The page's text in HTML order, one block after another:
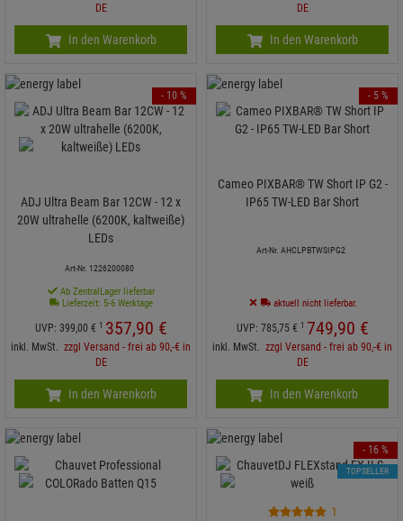
DE
In den Warenkorb
DE
In den Warenkorb
ADJ Ultra Beam Bar 12CW - 12 x
20W ultrahelle (6200K, kaltweiße)
LEDs
Art-Nr. 1226200080
Ab ZentralLager lieferbar
Lieferzeit: 5-6 Werktage
UVP: 399,00 € 1 357,90 €
inkl. MwSt. zzgl Versand - frei ab 90,-€ in
DE
- 10 %
In den Warenkorb
Cameo PIXBAR® TW Short IP G2 -
IP65 TW-LED Bar Short
Art-Nr. AHCLPBTWSIPG2
aktuell nicht lieferbar.
UVP: 785,75 € 1 749,90 €
inkl. MwSt. zzgl Versand - frei ab 90,-€ in
DE
- 5 %
In den Warenkorb
1
- 16 %
TOPSELLER